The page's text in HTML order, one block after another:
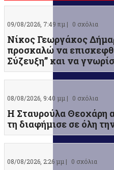
09/08/2026, 7:49 πμ | 0 σχόλια
Νίκος Γεωργάκος
προσκαλώ να
Σύζευξη” και να
08/08/2026, 9:40 μμ | 0 σχόλια
Η Σταυρούλα Θεοχάρη
τη διαφήμισε σε όλη
08/08/2026, 2:26 μμ | 0 σχόλια